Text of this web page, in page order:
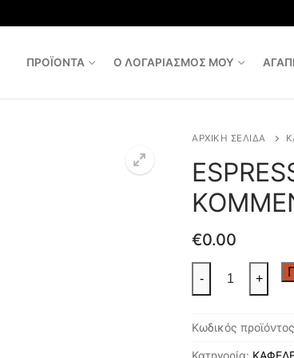
ΠΡΟΪΟΝΤΑ Ο ΛΟΓΑΡΙΑΣΜΟΣ ΜΟΥ
ΑΡΧΙΚΉ ΣΕΛΊΔΑ
€0.00
ESPRESSO
DECAFEINE
–
0.5
- +
Κωδικός